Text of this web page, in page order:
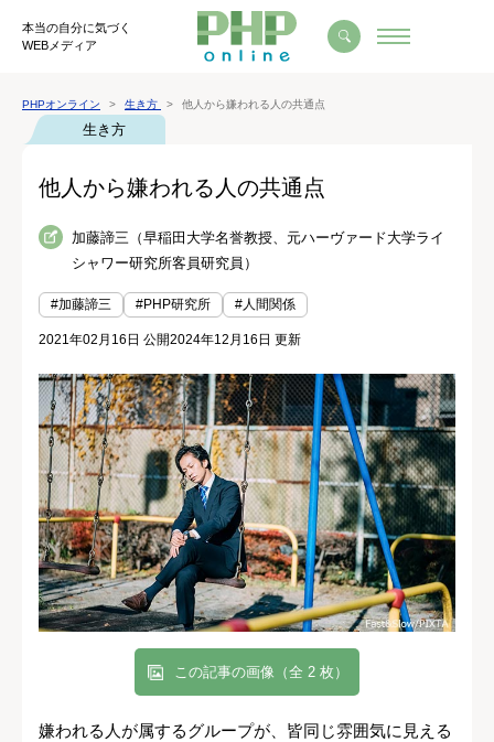
本当の自分に気づく
WEBメディア
PHPオンライン 生き方 他人から嫌われる人の共通点
生き方
他人から嫌われる人の共通点
加藤諦三（早稲田大学名誉教授、元ハーヴァード大学ライ
シャワー研究所客員研究員）
#加藤諦三 #PHP研究所 #人間関係
2021年02月16日 公開2024年12月16日 更新
この記事の画像（全 2 枚）
嫌われる人が属するグループが、皆同じ雰囲気に見える